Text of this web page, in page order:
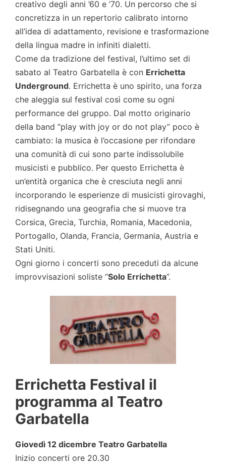
creativo degli anni ’60 e ’70. Un percorso che si
concretizza in un repertorio calibrato intorno
all’idea di adattamento, revisione e trasformazione
della lingua madre in infiniti dialetti.
Come da tradizione del festival, l’ultimo set di
sabato al Teatro Garbatella è con Errichetta
Underground. Errichetta è uno spirito, una forza
che aleggia sul festival così come su ogni
performance del gruppo. Dal motto originario
della band “play with joy or do not play” poco è
cambiato: la musica è l’occasione per rifondare
una comunità di cui sono parte indissolubile
musicisti e pubblico. Per questo Errichetta è
un’entità organica che è cresciuta negli anni
incorporando le esperienze di musicisti girovaghi,
ridisegnando una geografia che si muove tra
Corsica, Grecia, Turchia, Romania, Macedonia,
Portogallo, Olanda, Francia, Germania, Austria e
Stati Uniti.
Ogni giorno i concerti sono preceduti da alcune
improvvisazioni soliste “Solo Errichetta”.
Errichetta Festival il
programma al Teatro
Garbatella
Giovedì 12 dicembre Teatro Garbatella
Inizio concerti ore 20.30